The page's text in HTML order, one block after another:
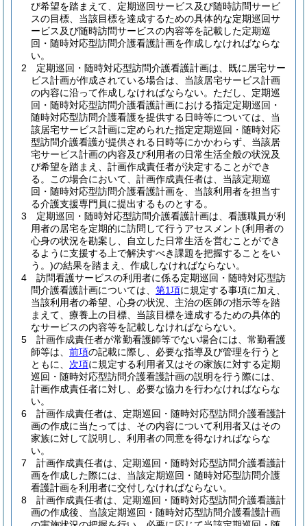
び希望を踏まえて、定期巡回サービス及び随時訪問サービ
スの目標、当該目標を達成するための具体的な定期巡回サ
ービス及び随時訪問サービスの内容等を記載した定期巡
回・随時対応型訪問介護看護計画を作成しなければならな
い。
2
定期巡回・随時対応型訪問介護看護計画は、既に居宅サー
ビス計画が作成されている場合は、当該居宅サービス計画
の内容に沿って作成しなければならない。 ただし、定期巡
回・随時対応型訪問介護看護計画における指定定期巡回・
随時対応型訪問介護看護を提供する日時等については、当
該居宅サービス計画に定められた指定定期巡回・随時対応
型訪問介護看護が提供される日時等にかかわらず、当該居
宅サービス計画の内容及び利用者の日常生活全般の状況及
び希望を踏まえ、計画作成責任者が決定することができ
る。
この場合において、計画作成責任者は、当該定期巡
回・随時対応型訪問介護看護計画を、当該利用者を担当す
る介護支援専門員に提出するものとする。
3
定期巡回・随時対応型訪問介護看護計画は、看護職員が利
用者の居宅を定期的に訪問して行うアセスメント(利用者の
心身の状況を勘案し、自立した日常生活を営むことができ
るように支援する上で解決すべき課題を把握することをい
う。)の結果を踏まえ、作成しなければならない。
4
訪問看護サービスの利用者に係る定期巡回・随時対応型訪
問介護看護計画については、 第1項に規定する事項に加え、
当該利用者の希望、心身の状況、主治の医師の指示等を踏
まえて、療養上の目標、当該目標を達成するための具体的
なサービスの内容等を記載しなければならない。
5
計画作成責任者が常勤看護師等でない場合には、常勤看護
師等は、 前項の記載に際し、必要な指導及び管理を行うと
ともに、 次項に規定する利用者又はその家族に対する定期
巡回・随時対応型訪問介護看護計画の説明を行う際には、
計画作成責任者に対し、必要な協力を行わなければならな
い。
6
計画作成責任者は、定期巡回・随時対応型訪問介護看護計
画の作成に当たっては、その内容について利用者又はその
家族に対して説明し、利用者の同意を得なければならな
い。
7
計画作成責任者は、定期巡回・随時対応型訪問介護看護計
画を作成した際には、当該定期巡回・随時対応型訪問介護
看護計画を利用者に交付しなければならない。
8
計画作成責任者は、定期巡回・随時対応型訪問介護看護計
画の作成後、当該定期巡回・随時対応型訪問介護看護計画